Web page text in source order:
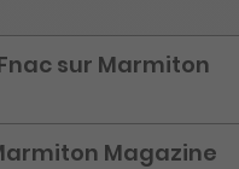
sur Marmiton
Magazine